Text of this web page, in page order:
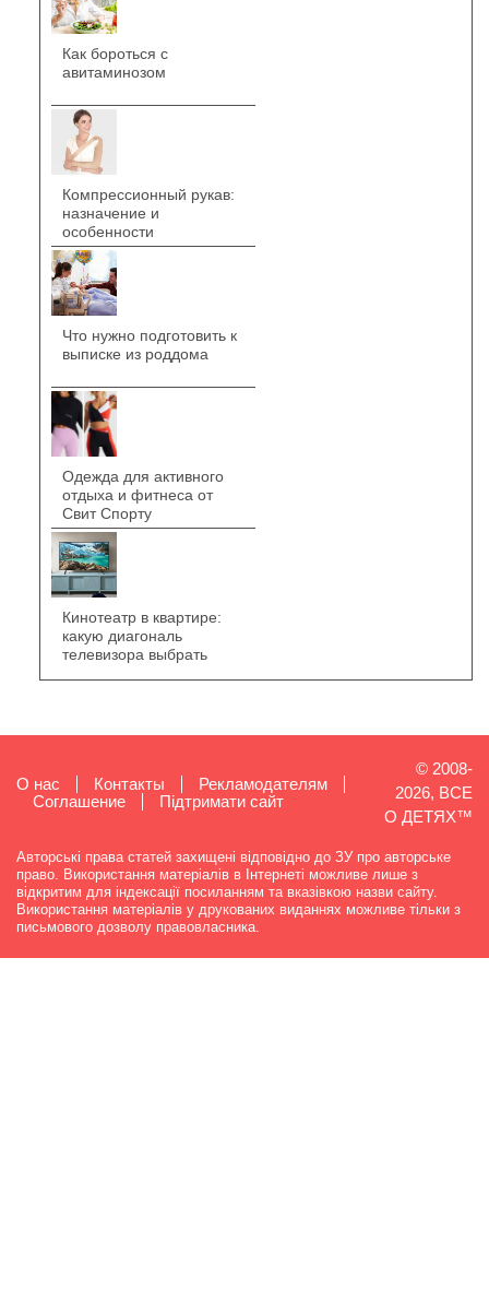
Как бороться с
авитаминозом
Компрессионный рукав:
назначение и
особенности
Что нужно подготовить к
выписке из роддома
Одежда для активного
отдыха и фитнеса от
Свит Спорту
Кинотеатр в квартире:
какую диагональ
телевизора выбрать
О нас Контакты
Рекламодателям
Cоглашение
Підтримати сайт
© 2008-
2026, ВСЕ
О ДЕТЯХ™
Авторські права статей захищені відповідно до ЗУ про авторське
право. Використання матеріалів в Інтернеті можливе лише з
відкритим для індексації посиланням та вказівкою назви сайту.
Використання матеріалів у друкованих виданнях можливе тільки з
письмового дозволу правовласника.